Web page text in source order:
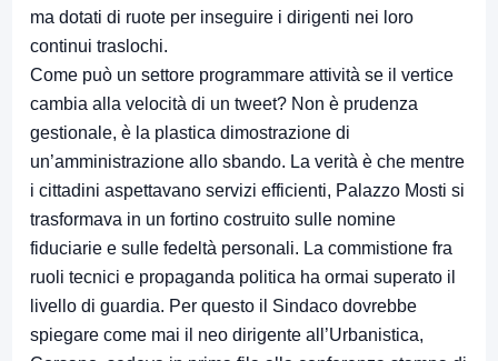
ma dotati di ruote per inseguire i dirigenti nei loro
continui traslochi.
Come può un settore programmare attività se il vertice
cambia alla velocità di un tweet? Non è prudenza
gestionale, è la plastica dimostrazione di
un’amministrazione allo sbando. La verità è che mentre
i cittadini aspettavano servizi efficienti, Palazzo Mosti si
trasformava in un fortino costruito sulle nomine
fiduciarie e sulle fedeltà personali. La commistione fra
ruoli tecnici e propaganda politica ha ormai superato il
livello di guardia. Per questo il Sindaco dovrebbe
spiegare come mai il neo dirigente all’Urbanistica,